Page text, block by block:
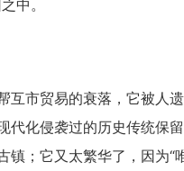
中。
互市贸易的衰落，它被人遗
代化侵袭过的历史传统保
镇；它又太繁华了，因为“